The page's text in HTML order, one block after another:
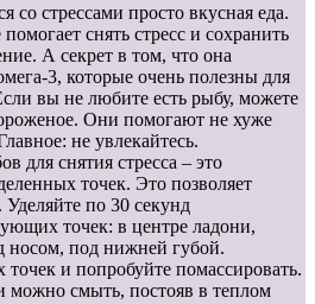
со стрессами просто вкусная еда.
снять стресс и сохранить
А секрет в том, что она
3, которые очень полезны для
вы не любите есть рыбу, можете
Они помогают не хуже
не увлекайтесь.
для снятия стресса – это
точек. Это позволяет
по 30 секунд
точек: в центре ладони,
носом, под нижней губой.
точек и попробуйте помассировать.
можно смыть, постояв в теплом